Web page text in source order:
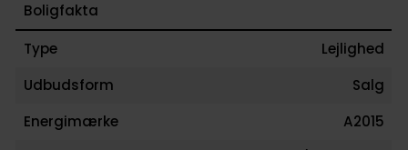
Boligfakta
Type
Lejlighed
Udbudsform
Salg
Energimærke
A2015